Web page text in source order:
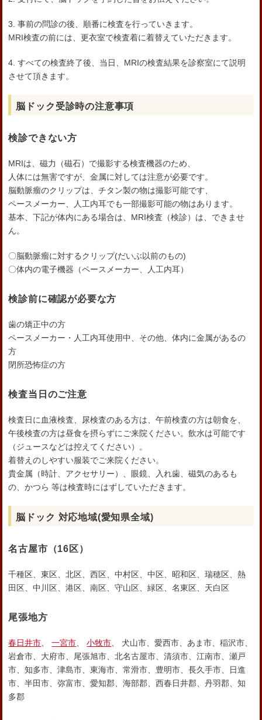
3. 事前の問診の後、順番に検査を行っていきます。
MRI検査の前には、更衣室で検査着に着替えていただきます。
4. すべての検査終了後、当日、MRIの検査結果を診察室にて説明
させて頂きます。
脳ドック受診時の注意事項
検診できない方
MRIは、磁力（磁石）で撮影する検査機器のため、
人体には無害ですが、金属に対しては注意が必要です。
脳動脈瘤のクリップは、チタン製の物は撮影可能です、
ペースメーカー、人工内耳でも一部撮影可能の物はあります。
基本、下記が体内にある場合は、MRI検査（検診）は、できませ
ん。
〇脳動脈瘤に対するクリップ(だいぶ以前のもの)
〇体内の電子機器（ペースメーカー、人工内耳）
検診前に確認が必要な方
歯の矯正中の方
ペースメーカー・人工内耳使用中、その他、体内に金属があるの
方
閉所恐怖症の方
検査当日のご注意
検査日に血液検査、尿検査のある方は、午前検査の方は朝食を、
午後検査の方は昼食を摂らずにご来院ください。飲水は可能です
（ジュースなどは控えてください）。
着替えのしやすい服装でご来院ください。
貴金属（時計、アクセサリー）、眼鏡、入れ歯、磁気のあるも
の、かつら 等は検査時にはずしていただきます。
脳ドック 対応地域(愛知県全域)
名古屋市 （16区）
千種区、東区、北区、西区、中村区、中区、昭和区、瑞穂区、熱
田区、中川区、港区、南区、守山区、緑区、名東区、天白区
尾張地方
春日井市 、一宮市 、小牧市 、 犬山市、愛西市、あま市、稲沢市、
岩倉市、大府市、尾張旭市、北名古屋市、清須市、江南市、瀬戸
市、知多市、津島市、東海市、常滑市、豊明市、長久手市、日進
市、半田市、弥富市、愛知郡、海部郡、西春日井郡、丹羽郡、知
多郡